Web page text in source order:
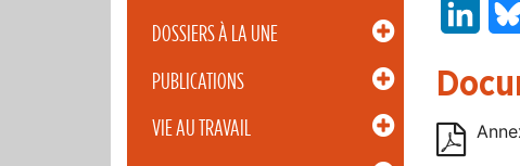
DOSSIERS À LA UNE
PUBLICATIONS
VIE AU TRAVAIL